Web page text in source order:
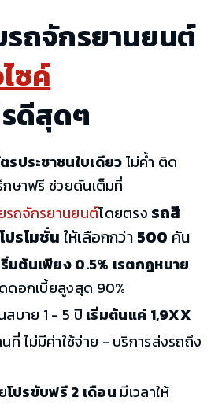
รถจักรยานยนต์
ซค์
ดีสุดๆ
รประชาชนใบเดียวไม่ค้ำ ติด
ษาฟรี ช่วยดันเต็มที่
รถจักรยานยนต์โดยตรง รถสี
ปรโมชั่น ให้เลือกกว่า 500 คัน
มต้นเพียง 0.5% เรตกฎหมาย
อกเบี้ยสูงสุด 90%
บาย 1 - 5 ปี เริ่มต้นแค่ 1,9XX
ไม่มีค่าใช้จ่าย - บริการส่งรถถึง
โปรขับฟรี 2 เดือน มีเวลาให้